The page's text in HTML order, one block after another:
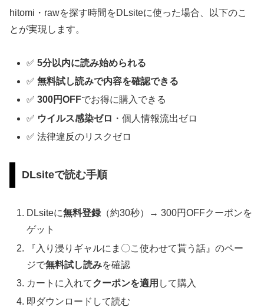
hitomi・rawを探す時間をDLsiteに使った場合、以下のこ
とが実現します。
✅5分以内に読み始められる
✅無料試し読みで内容を確認できる
✅300円OFFでお得に購入できる
✅ ウイルス感染ゼロ ・個人情報流出ゼロ
✅ 法律違反のリスクゼロ
DLsiteで読む手順
DLsiteに無料登録 （約30秒）→ 300円OFFクーポンを
ゲット
『入り浸りギャルにま〇こ使わせて貰う話』のペー
ジで無料試し読みを確認
カートに入れてクーポンを適用 して購入
即ダウンロードして読む